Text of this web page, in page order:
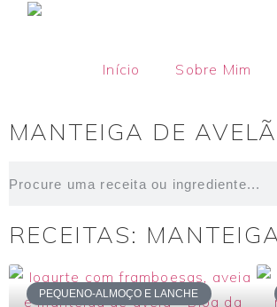
Início Sobre Mim
MANTEIGA DE AVELÃ
RECEITAS:
PEQUENO-ALMOÇO E LANCHE